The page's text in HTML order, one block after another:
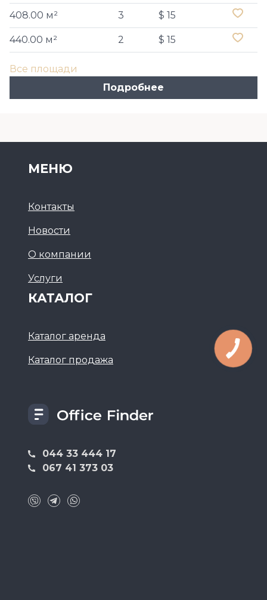
408.00 м² 3 $ 15
440.00 м² 2 $ 15
Все площади
Подробнее
044 33 444 17
067 41 373 03
МЕНЮ
Контакты
Новости
О компании
Услуги
КАТАЛОГ
Каталог аренда
Каталог продажа